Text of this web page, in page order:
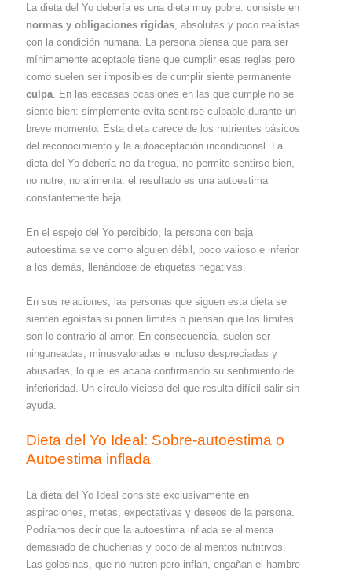
La dieta del Yo debería es una dieta muy pobre: consiste en
normas y obligaciones rígidas , absolutas y poco realistas
con la condición humana. La persona piensa que para ser
mínimamente aceptable tiene que cumplir esas reglas pero
como suelen ser imposibles de cumplir siente permanente
culpa . En las escasas ocasiones en las que cumple no se
siente bien: simplemente evita sentirse culpable durante un
breve momento. Esta dieta carece de los nutrientes básicos
del reconocimiento y la autoaceptación incondicional. La
dieta del Yo debería no da tregua, no permite sentirse bien,
no nutre, no alimenta: el resultado es una autoestima
constantemente baja.
En el espejo del Yo percibido, la persona con baja
autoestima se ve como alguien débil, poco valioso e inferior
a los demás, llenándose de etiquetas negativas.
En sus relaciones, las personas que siguen esta dieta se
sienten egoístas si ponen límites o piensan que los límites
son lo contrario al amor. En consecuencia, suelen ser
ninguneadas, minusvaloradas e incluso despreciadas y
abusadas, lo que les acaba confirmando su sentimiento de
inferioridad. Un círculo vicioso del que resulta difícil salir sin
ayuda.
Dieta del Yo Ideal: Sobre-autoestima o
Autoestima inflada
La dieta del Yo Ideal consiste exclusivamente en
aspiraciones, metas, expectativas y deseos de la persona.
Podríamos decir que la autoestima inflada se alimenta
demasiado de chucherías y poco de alimentos nutritivos.
Las golosinas, que no nutren pero inflan, engañan el hambre